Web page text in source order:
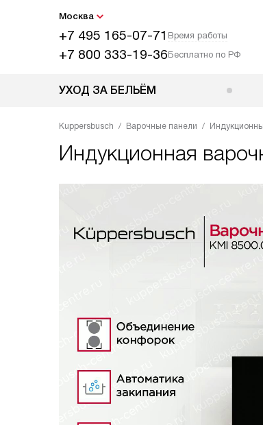
Москва
+7 495 165-07-71 Время работы
+7 800 333-19-36Бесплатно по РФ
УХОД ЗА БЕЛЬЁМ
Kuppersbusch Варочные панели
Индукционная